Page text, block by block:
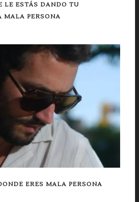
LE ESTÁS DANDO TU
MALA PERSONA
ERES MALA PERSONA